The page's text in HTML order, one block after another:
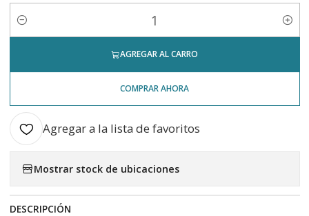
Cantidad
AGREGAR AL CARRO
COMPRAR AHORA
Agregar a la lista de favoritos
Mostrar stock de ubicaciones
DESCRIPCIÓN